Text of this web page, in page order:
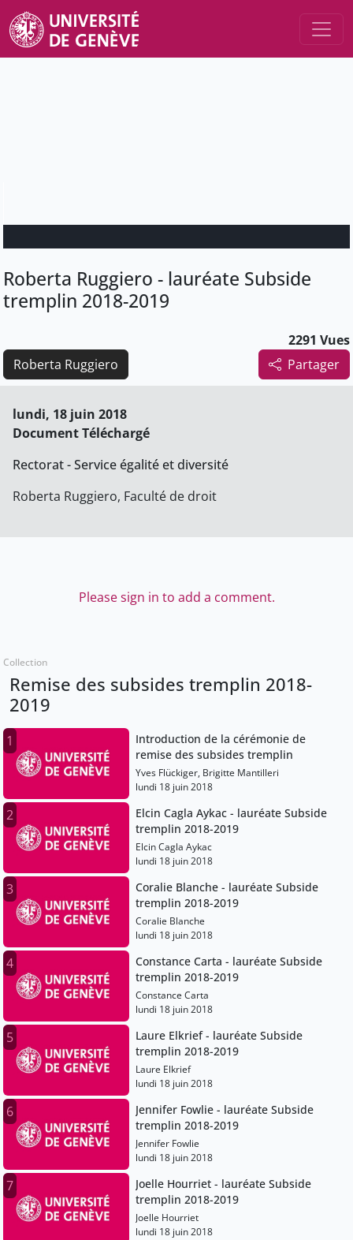
Roberta Ruggiero - lauréate Subside
tremplin 2018-2019
2291 Vues
Partager
Roberta Ruggiero
lundi, 18 juin 2018
Document Téléchargé
Rectorat - Service égalité et diversité
Roberta Ruggiero, Faculté de droit
Please sign in to add a comment.
Collection
Remise des subsides tremplin 2018-
2019
1
Introduction de la cérémonie de
remise des subsides tremplin
Yves Flückiger, Brigitte Mantilleri
lundi 18 juin 2018
2
Elcin Cagla Aykac - lauréate Subside
tremplin 2018-2019
Elcin Cagla Aykac
lundi 18 juin 2018
3
Coralie Blanche - lauréate Subside
tremplin 2018-2019
Coralie Blanche
lundi 18 juin 2018
4
Constance Carta - lauréate Subside
tremplin 2018-2019
Constance Carta
lundi 18 juin 2018
5
Laure Elkrief - lauréate Subside
tremplin 2018-2019
Laure Elkrief
lundi 18 juin 2018
6
Jennifer Fowlie - lauréate Subside
tremplin 2018-2019
Jennifer Fowlie
lundi 18 juin 2018
7
Joelle Hourriet - lauréate Subside
tremplin 2018-2019
Joelle Hourriet
lundi 18 juin 2018